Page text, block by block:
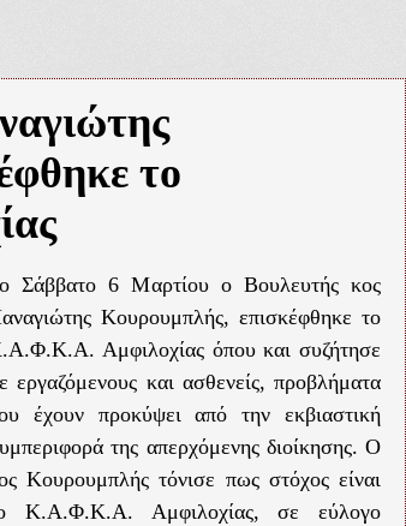
το
Σάββατο 6 Μαρτίου ο Βουλευτής κος
Κουρουμπλής, επισκέφθηκε το
Αμφιλοχίας όπου και συζήτησε
εργαζόμενους και ασθενείς, προβλήματα
έχουν προκύψει από την εκβιαστική
της απερχόμενης διοίκησης. Ο
Κουρουμπλής τόνισε πως στόχος είναι
Κ.Α.Φ.Κ.Α. Αμφιλοχίας, σε εύλογο